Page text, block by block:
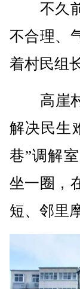
不久前
不合理、
着村民组
高崖村
解决民生
巷”调解
坐一圈，
短、邻里